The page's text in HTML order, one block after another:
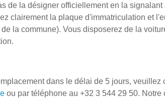
de la désigner officiellement en la signalant
clairement la plaque d'immatriculation et
la commune). Vous disposerez de la
dans le délai de 5 jours, veuillez
ou par téléphone au +32 3 544 29 50. Notre